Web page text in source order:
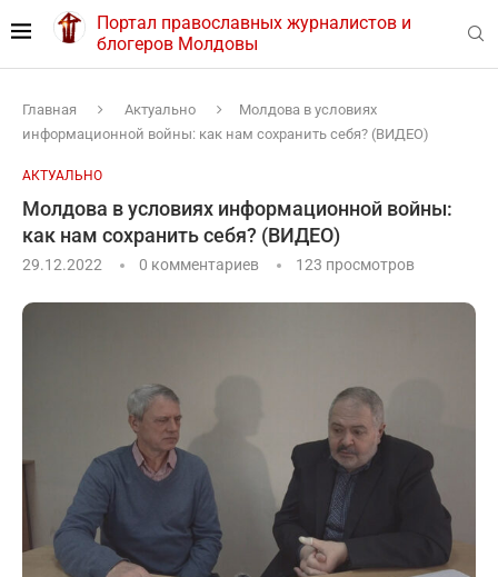
Портал православных журналистов и
блогеров Молдовы
Главная Актуально
Молдова в условиях
информационной войны: как нам сохранить себя? (ВИДЕО)
АКТУАЛЬНО
Молдова в условиях информационной войны:
как нам сохранить себя? (ВИДЕО)
29.12.2022 0 комментариев 123 просмотров